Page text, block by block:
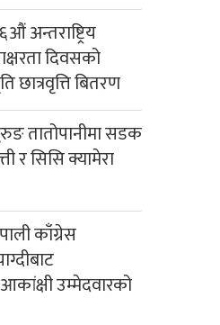
अन्तराष्ट्रिय
दिवसको
छात्रवृत्ति बितरण
तातोपानीमा सडक
र सिसि क्यामेरा
काँग्रेस
उम्मेदवारको